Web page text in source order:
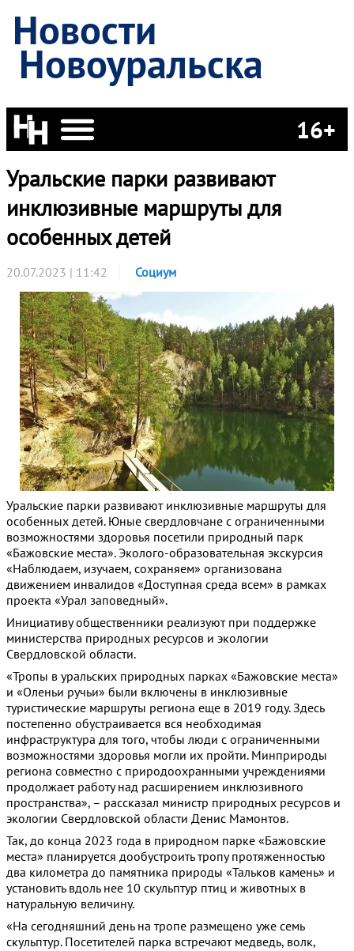
Новости
Новоуральска
16+
Уральские парки развивают
инклюзивные маршруты для
особенных детей
20.07.2023 | 11:42 Социум
Уральские парки развивают инклюзивные маршруты для
особенных детей. Юные свердловчане с ограниченными
возможностями здоровья посетили природный парк
«Бажовские места». Эколого-образовательная экскурсия
«Наблюдаем, изучаем, сохраняем» организована
движением инвалидов «Доступная среда всем» в рамках
проекта «Урал заповедный».
Инициативу общественники реализуют при поддержке
министерства природных ресурсов и экологии
Свердловской области.
«Тропы в уральских природных парках «Бажовские места»
и «Оленьи ручьи» были включены в инклюзивные
туристические маршруты региона еще в 2019 году. Здесь
постепенно обустраивается вся необходимая
инфраструктура для того, чтобы люди с ограниченными
возможностями здоровья могли их пройти. Минприроды
региона совместно с природоохранными учреждениями
продолжает работу над расширением инклюзивного
пространства», – рассказал министр природных ресурсов и
экологии Свердловской области Денис Мамонтов.
Так, до конца 2023 года в природном парке «Бажовские
места» планируется дообустроить тропу протяженностью
два километра до памятника природы «Тальков камень» и
установить вдоль нее 10 скульптур птиц и животных в
натуральную величину.
«На сегодняшний день на тропе размещено уже семь
скульптур. Посетителей парка встречают медведь, волк,